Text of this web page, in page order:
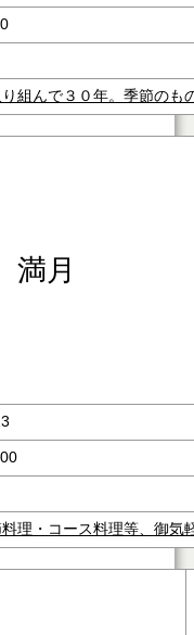
組んで３０年。季節のも
月
理・コース料理等、御気